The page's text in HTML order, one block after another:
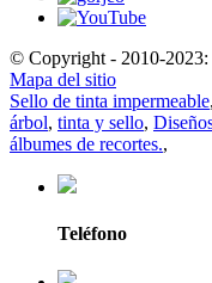
© Copyright - 2010-2023:
Mapa del sitio
Sello de tinta impermeable,
árbol, tinta y sello,
álbumes de recortes.,
Teléfono